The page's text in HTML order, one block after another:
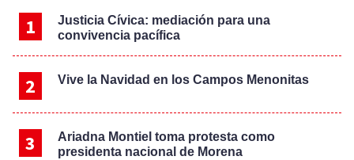
Justicia Cívica: mediación para una
convivencia pacífica
Vive la Navidad en los Campos Menonitas
Ariadna Montiel toma protesta como
presidenta nacional de Morena